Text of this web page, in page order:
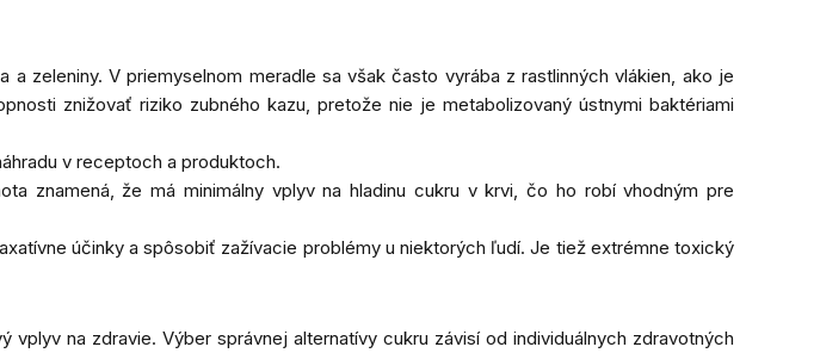
zeleniny. V priemyselnom meradle sa však často vyrába z rastlinných vlákien, ako je
znižovať riziko zubného kazu, pretože nie je metabolizovaný ústnymi baktériami
v receptoch a produktoch.
znamená, že má minimálny vplyv na hladinu cukru v krvi, čo ho robí vhodným pre
účinky a spôsobiť zažívacie problémy u niektorých ľudí. Je tiež extrémne toxický
na zdravie. Výber správnej alternatívy cukru závisí od individuálnych zdravotných